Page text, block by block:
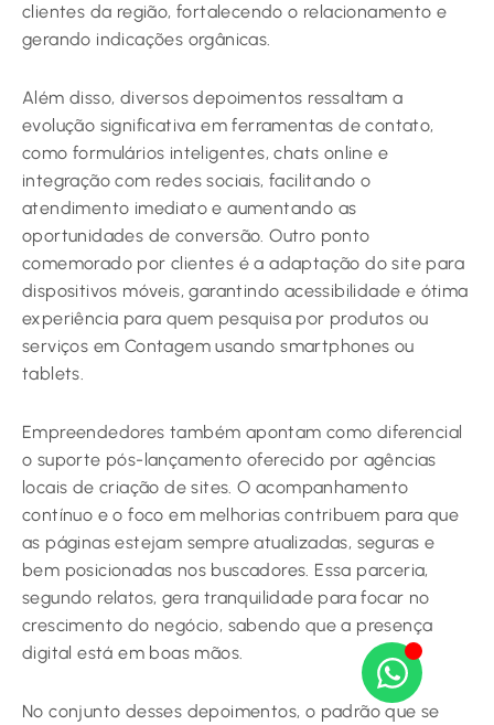
clientes da região, fortalecendo o relacionamento e
gerando indicações orgânicas.
Além disso, diversos depoimentos ressaltam a
evolução significativa em ferramentas de contato,
como formulários inteligentes, chats online e
integração com redes sociais, facilitando o
atendimento imediato e aumentando as
oportunidades de conversão. Outro ponto
comemorado por clientes é a adaptação do site para
dispositivos móveis, garantindo acessibilidade e ótima
experiência para quem pesquisa por produtos ou
serviços em Contagem usando smartphones ou
tablets.
Empreendedores também apontam como diferencial
o suporte pós-lançamento oferecido por agências
locais de criação de sites. O acompanhamento
contínuo e o foco em melhorias contribuem para que
as páginas estejam sempre atualizadas, seguras e
bem posicionadas nos buscadores. Essa parceria,
segundo relatos, gera tranquilidade para focar no
crescimento do negócio, sabendo que a presença
digital está em boas mãos.
No conjunto desses depoimentos, o padrão que se